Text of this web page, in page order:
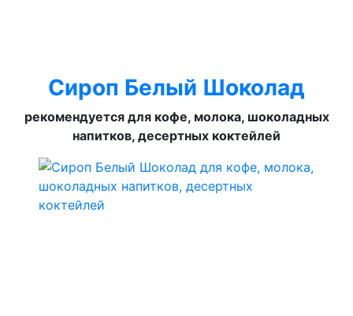
Сироп Белый Шоколад
рекомендуется для кофе, молока, шоколадных
напитков, десертных коктейлей